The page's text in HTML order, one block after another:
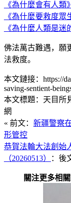
《為什麼會有人類》
《為什麼要救度眾
《為什麼人類是迷
佛法萬古難遇，願
法救度。
本文鏈接：https://
saving-sentient-
本文標題：天目所
網
« 前文： 新疆警察
形管控
恭賀法輪大法創始
（20260513）
：後
關注更多相關